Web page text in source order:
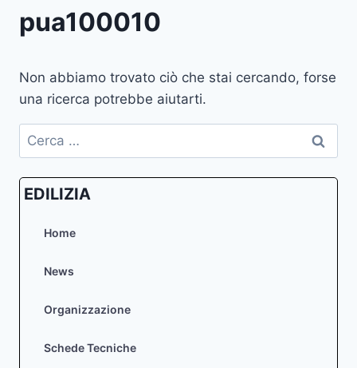
pua100010
Non abbiamo trovato ciò che stai cercando, forse
una ricerca potrebbe aiutarti.
Ricerca
per:
EDILIZIA
Home
News
Organizzazione
Schede Tecniche